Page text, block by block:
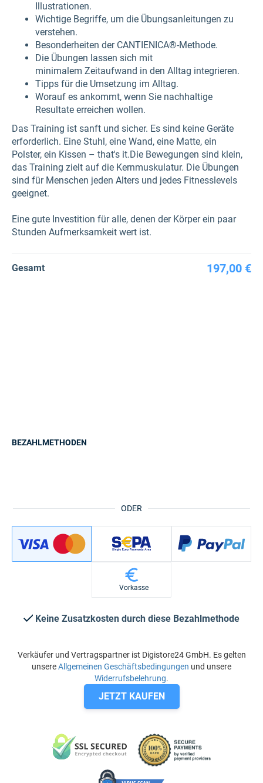
Illustrationen.
Wichtige Begriffe, um die Übungsanleitungen zu
verstehen.
Besonderheiten der CANTIENICA®-Methode.
Die Übungen lassen sich mit
minimalem Zeitaufwand in den Alltag integrieren.
Tipps für die Umsetzung im Alltag.
Worauf es ankommt, wenn Sie nachhaltige
Resultate erreichen wollen.​
Das Training ist sanft und sicher. Es sind keine Geräte
erforderlich. Eine Stuhl, eine Wand, eine Matte, ein
Polster, ein Kissen – that's it.Die Bewegungen sind klein,
das Training zielt auf die Kernmuskulatur. Die Übungen
sind für Menschen jeden Alters und jedes Fitnesslevels
geeignet.
Eine gute Investition für alle, denen der Körper ein paar
Stunden Aufmerksamkeit wert ist.
Gesamt 197,00 €
ODER
BEZAHLMETHODEN
Vorkasse
Keine Zusatzkosten durch diese Bezahlmethode
Verkäufer und Vertragspartner ist Digistore24 GmbH. Es gelten
unsereAllgemeinen Geschäftsbedingungen und unsere
Widerrufsbelehrung.
JETZT KAUFEN